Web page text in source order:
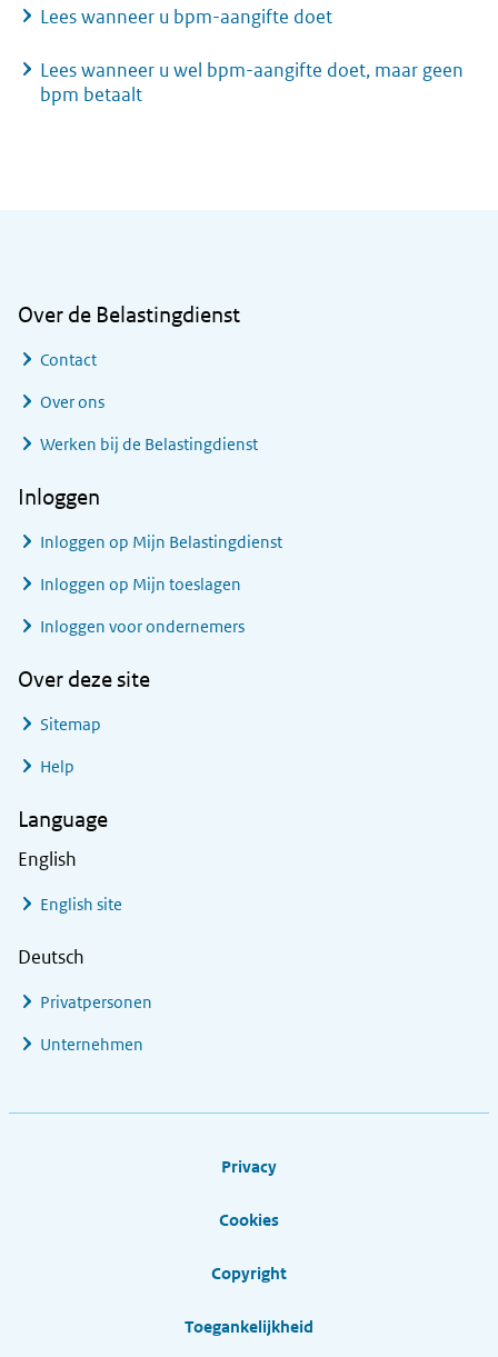
Lees wanneer u bpm-aangifte doet
Lees wanneer u wel bpm-aangifte doet, maar geen
bpm betaalt
Over de Belastingdienst
Contact
Over ons
Werken bij de Belastingdienst
Inloggen
Inloggen op Mijn Belastingdienst
Inloggen op Mijn toeslagen
Inloggen voor ondernemers
Over deze site
Sitemap
Help
Language
English
English site
Deutsch
Privatpersonen
Unternehmen
Privacy
Cookies
Copyright
Toegankelijkheid